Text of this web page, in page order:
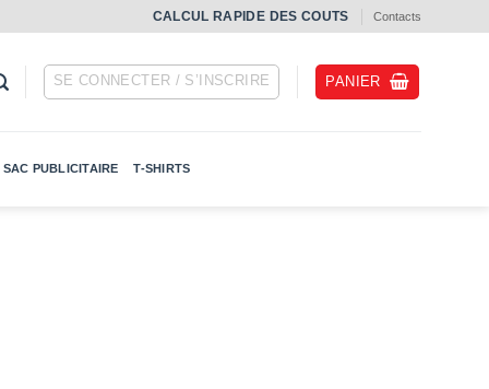
СALCUL RAPIDE DES COUTS Contacts
SE CONNECTER / S’INSCRIRE PANIER
SAC PUBLICITAIRE T-SHIRTS